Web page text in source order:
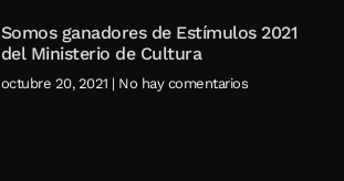
Somos ganadores de Estímulos 2021
del Ministerio de Cultura
octubre 20, 2021 No hay comentarios